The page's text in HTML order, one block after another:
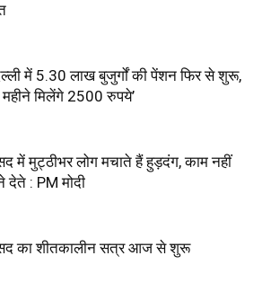
में 5.30 लाख बुजुर्गों की पेंशन फिर से शुरू,
महीने मिलेंगे 2500 रुपये’
में मुट्ठीभर लोग मचाते हैं हुड़दंग, काम नहीं
देते : PM मोदी
का शीतकालीन सत्र आज से शुरू